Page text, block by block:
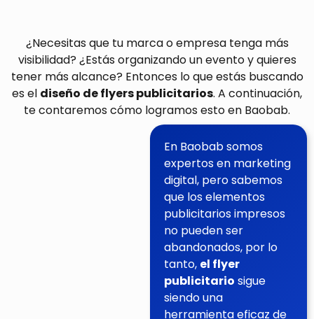
¿Necesitas que tu marca o empresa tenga más
visibilidad? ¿Estás organizando un evento y quieres
tener más alcance? Entonces lo que estás buscando
es el diseño de flyers publicitarios. A continuación,
te contaremos cómo logramos esto en Baobab.
En Baobab somos
expertos en marketing
digital, pero sabemos
que los elementos
publicitarios impresos
no pueden ser
abandonados, por lo
tanto, el flyer
publicitario sigue
siendo una
herramienta eficaz de